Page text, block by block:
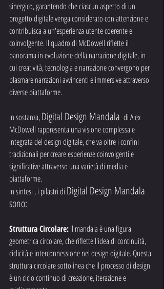
sinergico, garantendo che ciascun aspetto di un
progetto digitale venga considerato con attenzione e
contribuisca a un'esperienza utente coerente e
coinvolgente. Il quadro di McDowell riflette il
panorama in evoluzione della narrazione digitale, in
cui creatività, tecnologia e narrazione convergono per
plasmare narrazioni avvincenti e immersive attraverso
diverse piattaforme.
In sostanza, Digital Design Mandala di Alex
McDowell rappresenta una visione complessa e
integrata del design digitale, che va oltre i confini
tradizionali per creare esperienze coinvolgenti e
significative attraverso una varietà di media e
piattaforme.
In sintesi , i pilastri di Digital Design Mandala
sono:
Struttura Circolare: Il mandala è una figura
geometrica circolare, che riflette l'idea di continuità,
ciclicità e interconnessione nel design digitale. Questa
struttura circolare sottolinea che il processo di design
è un ciclo continuo di creazione, iterazione e